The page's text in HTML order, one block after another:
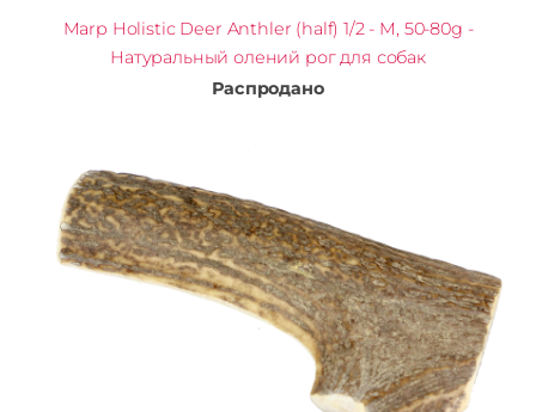
Marp Holistic Deer Anthler (half) 1/2 - M, 50-80g -
Натуральный олений рог для собак
Распродано